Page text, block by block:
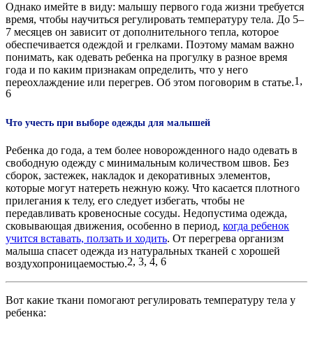
Однако имейте в виду: малышу первого года жизни требуется
время, чтобы научиться регулировать температуру тела. До 5–
7 месяцев он зависит от дополнительного тепла, которое
обеспечивается одеждой и грелками. Поэтому мамам важно
понимать, как одевать ребенка на прогулку в разное время
года и по каким признакам определить, что у него
переохлаждение или перегрев. Об этом поговорим в статье.1,
6
Что учесть при выборе одежды для малышей
Ребенка до года, а тем более новорожденного надо одевать в
свободную одежду с минимальным количеством швов. Без
сборок, застежек, накладок и декоративных элементов,
которые могут натереть нежную кожу. Что касается плотного
прилегания к телу, его следует избегать, чтобы не
передавливать кровеносные сосуды. Недопустима одежда,
сковывающая движения, особенно в период, когда ребенок
учится вставать, ползать и ходить. От перегрева организм
малыша спасет одежда из натуральных тканей с хорошей
воздухопроницаемостью.2, 3, 4, 6
Вот какие ткани помогают регулировать температуру тела у
ребенка: